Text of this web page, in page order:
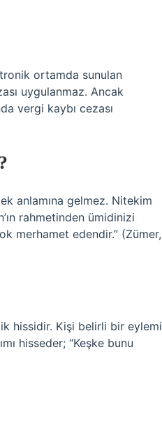
ortamda sunulan
uygulanmaz. Ancak
vergi kaybı cezası
anlamına gelmez. Nitekim
rahmetinden ümidinizi
merhamet edendir.” (Zümer,
hissidir. Kişi belirli bir eylemi
hisseder; “Keşke bunu